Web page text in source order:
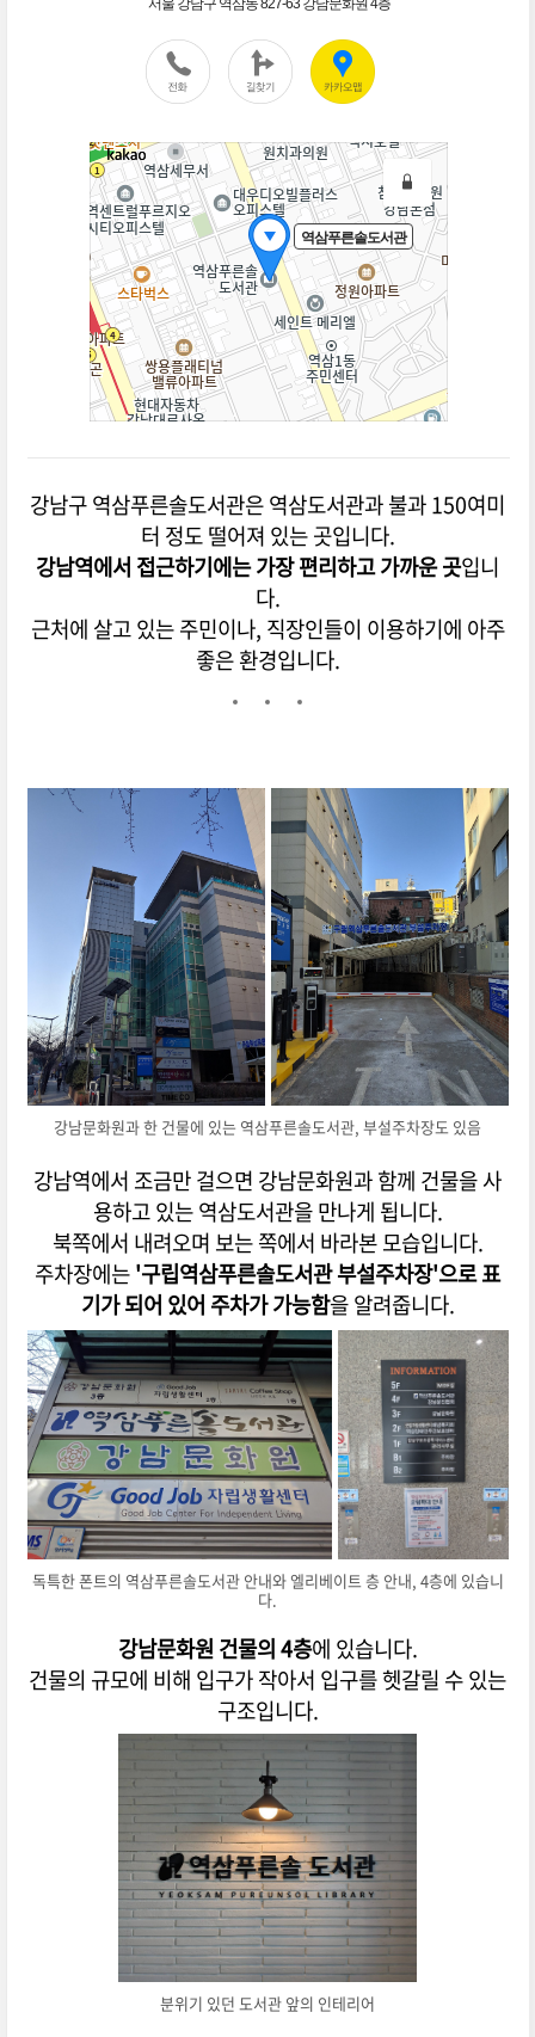
강남구 역삼푸른솔도서관은 역삼도서관과 불과 150여미
터 정도 떨어져 있는 곳입니다.
강남역에서 접근하기에는 가장 편리하고 가까운 곳입니
다.
근처에 살고 있는 주민이나, 직장인들이 이용하기에 아주
좋은 환경입니다.
강남문화원과 한 건물에 있는 역삼푸른솔도서관, 부설주차장도 있음
강남역에서 조금만 걸으면 강남문화원과 함께 건물을 사
용하고 있는 역삼도서관을 만나게 됩니다.
북쪽에서 내려오며 보는 쪽에서 바라본 모습입니다.
주차장에는'구립역삼푸른솔도서관 부설주차장'으로 표
기가 되어 있어 주차가 가능함을 알려줍니다.
독특한 폰트의 역삼푸른솔도서관 안내와 엘리베이트 층 안내, 4층에 있습니
다.
강남문화원 건물의 4층에 있습니다.
건물의 규모에 비해 입구가 작아서 입구를 헷갈릴 수 있는
구조입니다.
분위기 있던 도서관 앞의 인테리어